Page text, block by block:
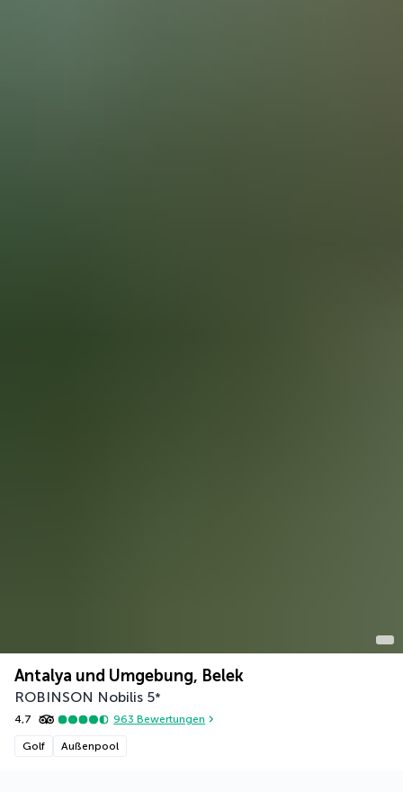
Antalya und Umgebung, Belek
ROBINSON Nobilis 5*
4,7 963 Bewertungen
Golf Außenpool